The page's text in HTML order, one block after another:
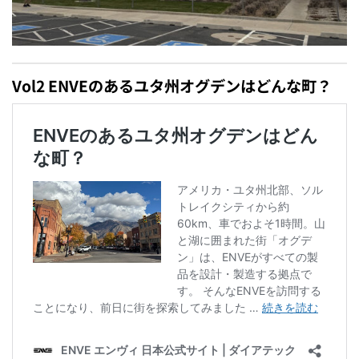
Vol2 ENVEのあるユタ州オグデンはどんな町？